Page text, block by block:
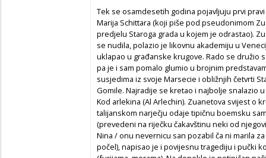
Tek se osamdesetih godina pojavljuju prvi
Marija Schittara (koji piše pod pseudonimom
predjelu Staroga grada u kojem je odrastao).
se nudila, polazio je likovnu akademiju u
uklapao u građanske krugove. Rado se družio
pa je i sam pomalo glumio u brojnim
susjedima iz svoje Marsecie i obližnjih četvrti
Gomile. Najradije se kretao i najbolje snalazio
Kod arlekina (Al Arlechin). Zuanetova svijest o
talijanskom narječju odaje tipičnu boemsku
(prevedeni na riječku čakavštinu neki od
Nina / onu nevernicu san pozabil ča ni marila
počel), napisao je i povijesnu tragediju i pučki